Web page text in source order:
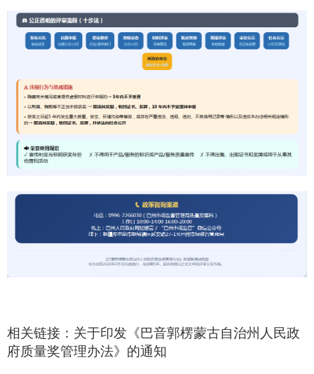
相关链接： 关于印发《巴音郭楞蒙古自治州人民政
府质量奖管理办法》的通知